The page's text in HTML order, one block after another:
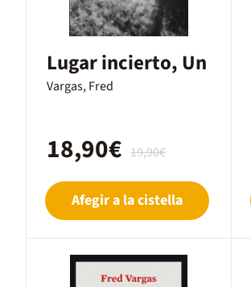
Lugar incierto, Un
Vargas, Fred
19,90€
18,90€
Afegir a la cistella